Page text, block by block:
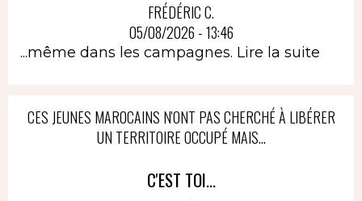
FRÉDÉRIC C.
05/08/2026 - 13:46
...même dans les campagnes. Lire la suite
CES JEUNES MAROCAINS N'ONT PAS CHERCHÉ À LIBÉRER
UN TERRITOIRE OCCUPÉ MAIS...
C'EST TOI...